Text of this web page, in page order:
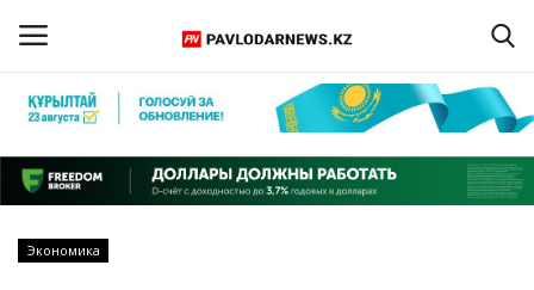
Регистрация
Главная
Экономика